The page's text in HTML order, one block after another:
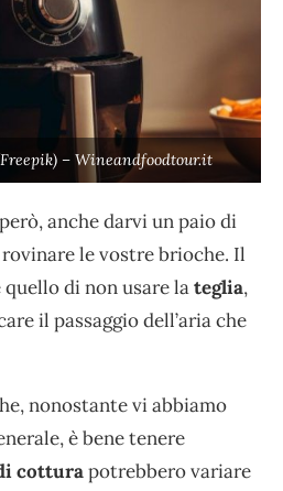
– Wineandfoodtour.it
anche darvi un paio di
le vostre brioche. Il
di non usare lateglia,
il passaggio dell’aria che
nonostante vi abbiamo
è bene tenere
cotturapotrebbero variare